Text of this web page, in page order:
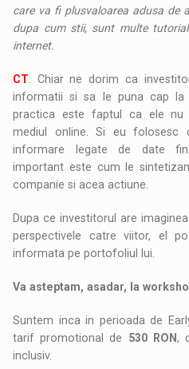
care va fi plusvaloarea adusa de
dupa cum stii, sunt multe
internet.
CT: Chiar ne dorim ca
informatii si sa le puna cap
practica este faptul ca ele nu
mediul online. Si eu
informare legate de date
important este cum le
companie si acea actiune.
Dupa ce investitorul are
perspectivele catre viitor, el
informata pe portofoliul lui.
Va asteptam, asadar, la
Suntem inca in perioada de
tarif promotional de 530 RON,
inclusiv.